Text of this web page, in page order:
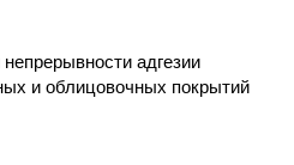
адгезии
и облицовочных покрытий